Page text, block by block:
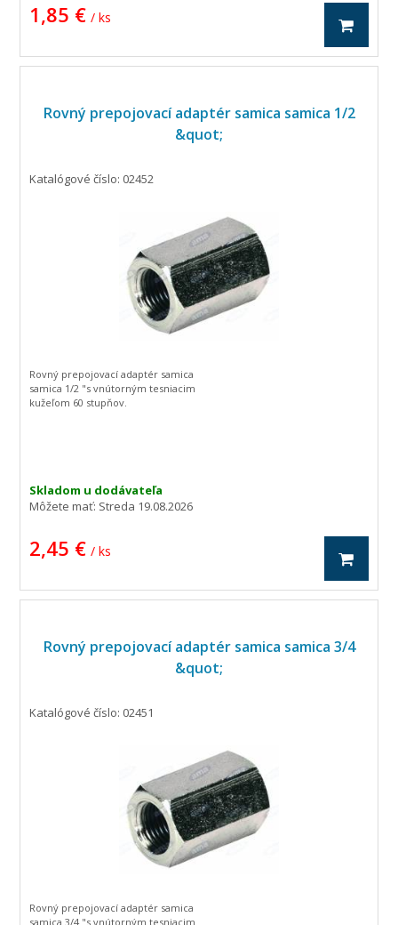
1,85 € / ks
Rovný prepojovací adaptér samica samica 1/2
&quot;
Katalógové číslo: 02452
Skladom u dodávateľa
Môžete mať: Streda 19.08.2026
2,45 € / ks
Rovný prepojovací adaptér samica
samica 1/2 "s vnútorným tesniacim
kužeľom 60 stupňov.
Rovný prepojovací adaptér samica samica 3/4
&quot;
Katalógové číslo: 02451
Rovný prepojovací adaptér samica
samica 3/4 "s vnútorným tesniacim